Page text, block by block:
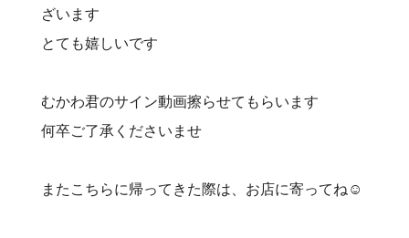
ざいます
とても嬉しいです
むかわ君のサイン動画擦らせてもらいます
何卒ご了承くださいませ
またこちらに帰ってきた際は、お店に寄ってね☺️